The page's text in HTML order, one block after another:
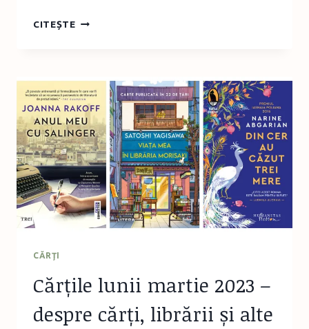
CITEȘTECĂRȚI
IULIE
–
AUGUST
2024
CĂRŢI
Cărțile lunii martie 2023 –
despre cărți, librării și alte